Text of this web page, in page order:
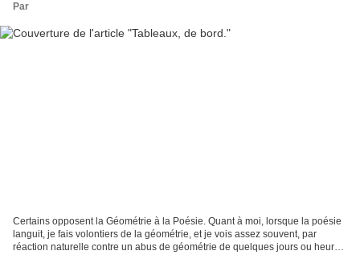
Par
Certains opposent la Géométrie à la Poésie. Quant à moi, lorsque la poésie
languit, je fais volontiers de la géométrie, et je vois assez souvent, par
réaction naturelle contre un abus de géométrie de quelques jours ou heures,